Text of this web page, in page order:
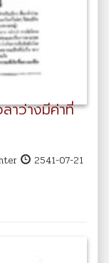
าว่างมีค่าที่
2541-07-21